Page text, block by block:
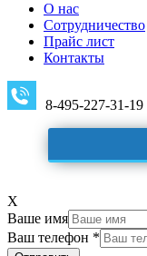
О нас
Сотрудничество
Прайс лист
Контакты
8-495-227-31-19
X
Ваше имя
Ваш телефон *